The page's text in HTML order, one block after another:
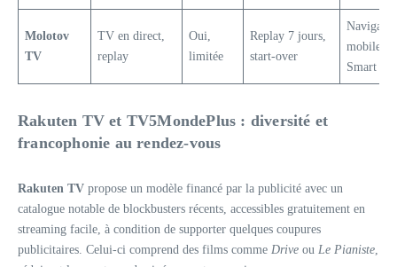
Molotov
TV
TV en direct,
replay
Oui,
limitée
Replay 7 jours,
start-over
mobiles,
Smart TV
Rakuten TV et TV5MondePlus : diversité et
francophonie au rendez-vous
Rakuten TV propose un modèle financé par la publicité avec un
catalogue notable de blockbusters récents, accessibles gratuitement en
streaming facile, à condition de supporter quelques coupures
publicitaires. Celui-ci comprend des films comme Drive ou Le Pianiste,